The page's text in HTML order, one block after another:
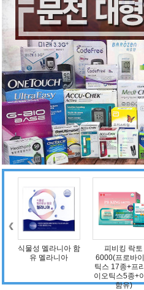
함
피비킹 락토
6000(프로바이오
함유)
덴마크 구강